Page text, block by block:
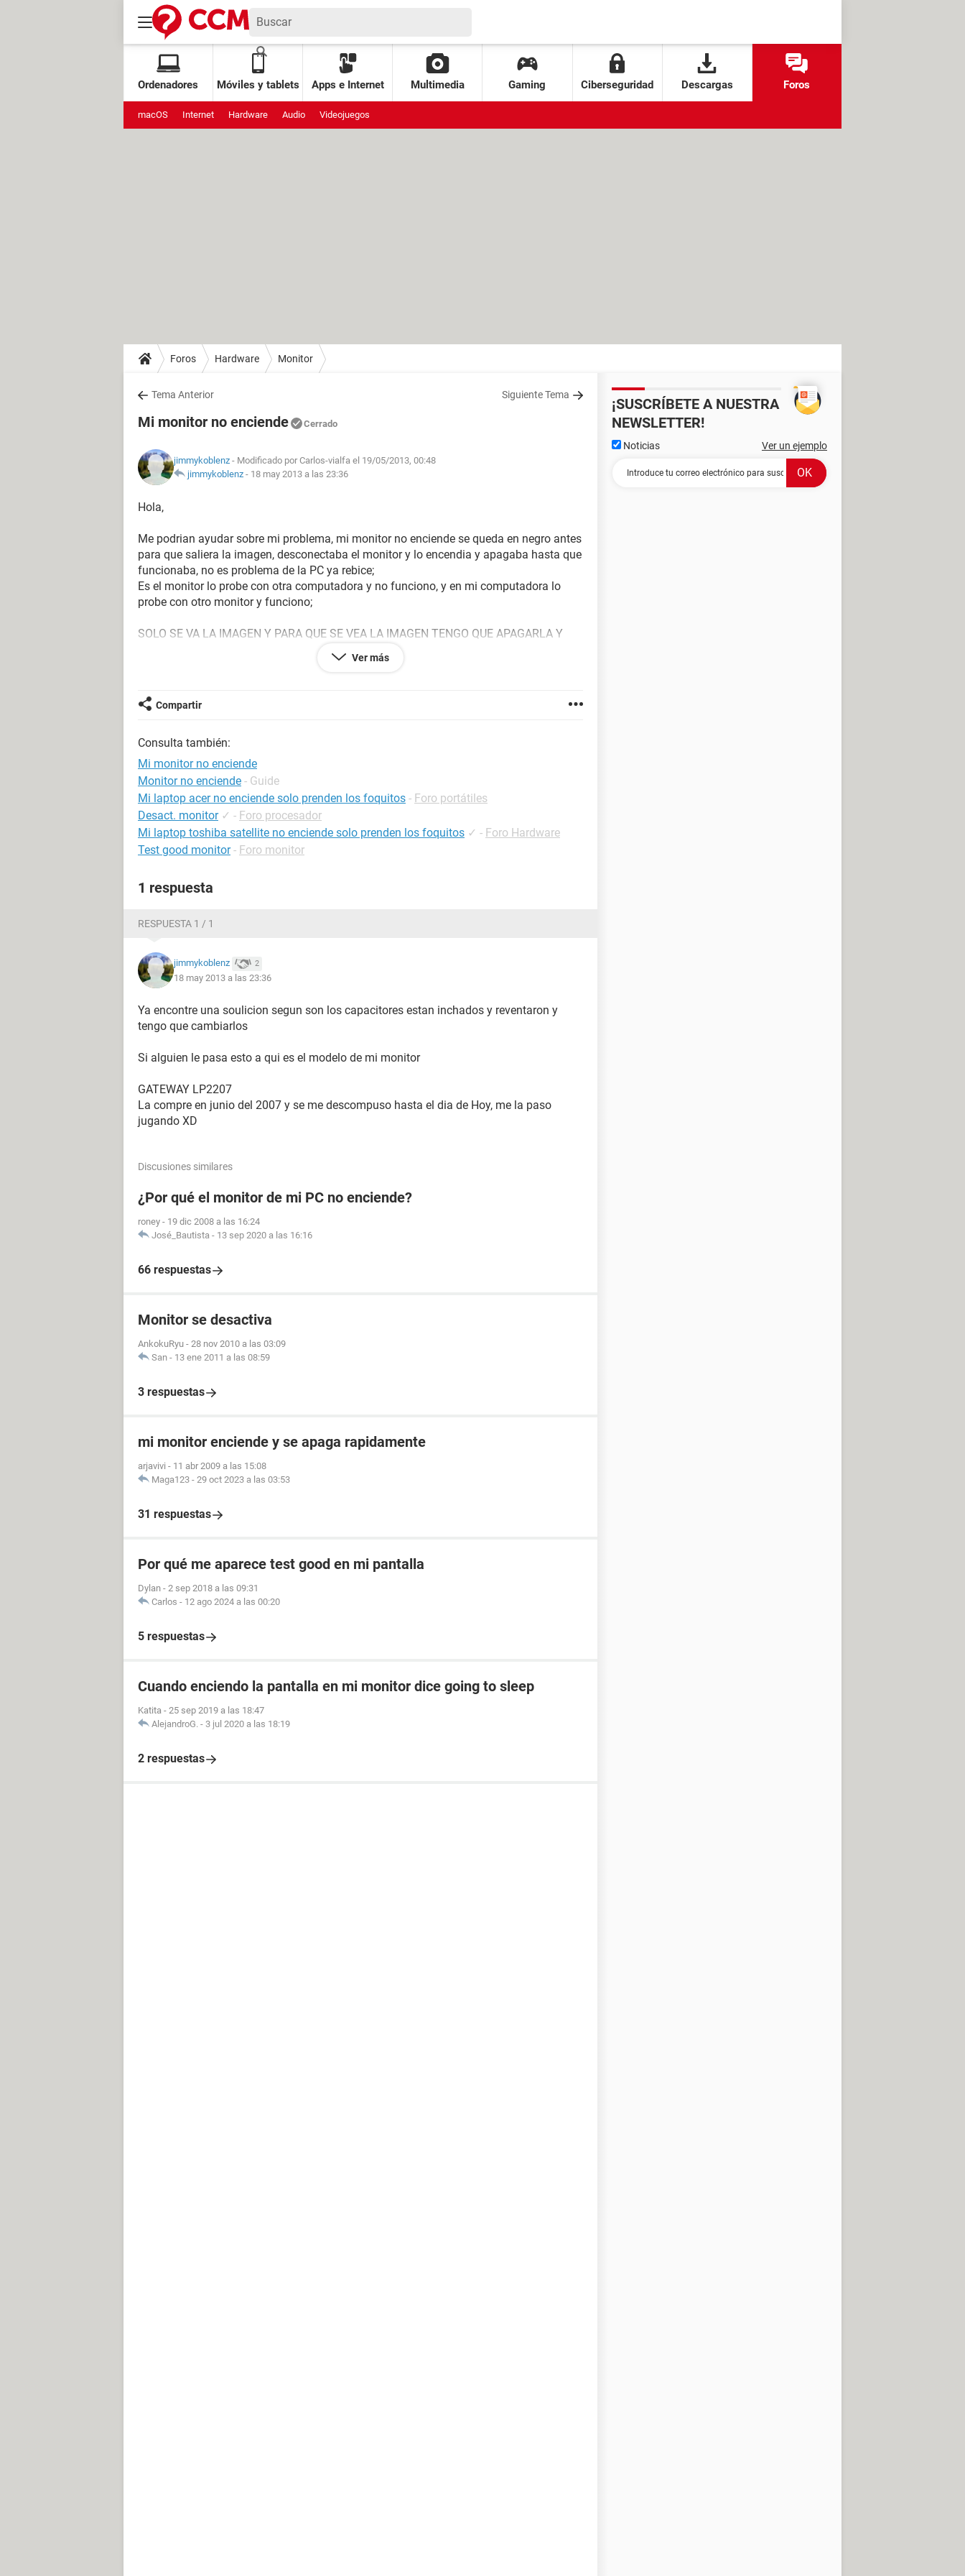
Ordenadores Móviles y tablets Apps e Internet Multimedia Gaming Ciberseguridad Descargas Foros
macOS Internet Hardware Audio Videojuegos
Foros Hardware Monitor
Tema Anterior Siguiente Tema
Mi monitor no enciende Cerrado
jimmykoblenz - Modificado por Carlos-vialfa el 19/05/2013, 00:48
jimmykoblenz - 18 may 2013 a las 23:36
Hola,
Me podrian ayudar sobre mi problema, mi monitor no enciende se queda en negro antes
para que saliera la imagen, desconectaba el monitor y lo encendia y apagaba hasta que
funcionaba, no es problema de la PC ya rebice;
Es el monitor lo probe con otra computadora y no funciono, y en mi computadora lo
probe con otro monitor y funciono;
SOLO SE VA LA IMAGEN Y PARA QUE SE VEA LA IMAGEN TENGO QUE APAGARLA Y
NEGRO Y YA NO PASO NADA, EL FOCO ESTA BIEN ESTA EN AZUL, NO PARPADEA NI
ayudenme
Ver más
Compartir
Consulta también:
Mi monitor no enciende
Monitor no enciende - Guide
Mi laptop acer no enciende solo prenden los foquitos - Foro portátiles
Desact. monitor ✓ - Foro procesador
Mi laptop toshiba satellite no enciende solo prenden los foquitos ✓ - Foro Hardware
Test good monitor - Foro monitor
1 respuesta
RESPUESTA 1 / 1
jimmykoblenz 2
18 may 2013 a las 23:36
Ya encontre una soulicion segun son los capacitores estan inchados y reventaron y
tengo que cambiarlos
Si alguien le pasa esto a qui es el modelo de mi monitor
GATEWAY LP2207
La compre en junio del 2007 y se me descompuso hasta el dia de Hoy, me la paso
jugando XD
Discusiones similares
¿Por qué el monitor de mi PC no enciende?
roney - 19 dic 2008 a las 16:24
José_Bautista - 13 sep 2020 a las 16:16
66 respuestas
Monitor se desactiva
AnkokuRyu - 28 nov 2010 a las 03:09
San - 13 ene 2011 a las 08:59
3 respuestas
mi monitor enciende y se apaga rapidamente
arjavivi - 11 abr 2009 a las 15:08
Maga123 - 29 oct 2023 a las 03:53
31 respuestas
Por qué me aparece test good en mi pantalla
Dylan - 2 sep 2018 a las 09:31
Carlos - 12 ago 2024 a las 00:20
5 respuestas
Cuando enciendo la pantalla en mi monitor dice going to sleep
Katita - 25 sep 2019 a las 18:47
AlejandroG. - 3 jul 2020 a las 18:19
2 respuestas
¡SUSCRÍBETE A NUESTRA
NEWSLETTER!
Noticias Ver un ejemplo